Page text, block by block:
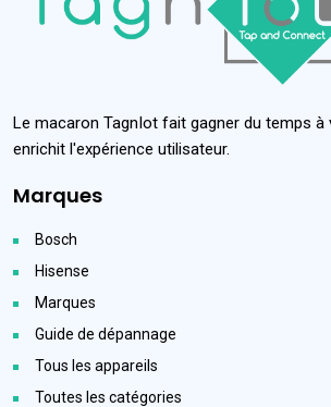
Le macaron TagnIot fait gagner du temps
enrichit l'expérience utilisateur.
Marques
Bosch
Hisense
Marques
Guide de dépannage
Tous les appareils
Toutes les catégories